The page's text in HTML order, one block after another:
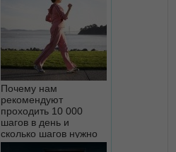
Почему нам
рекомендуют
проходить 10 000
шагов в день и
сколько шагов нужно
проходить на самом